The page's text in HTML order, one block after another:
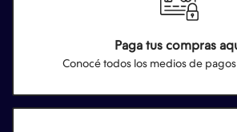
Paga tus compras
Conocé todos los medios de